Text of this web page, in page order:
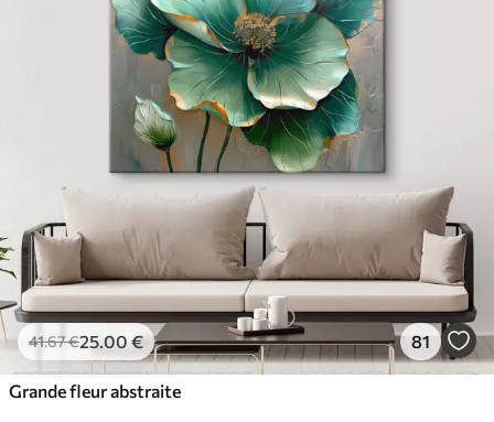
41.67€25.00 € 81
Grande fleur abstraite